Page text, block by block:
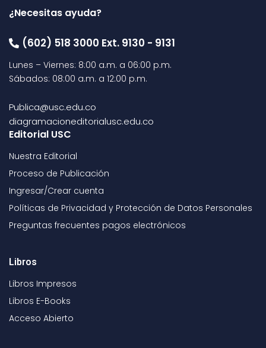
¿Necesitas ayuda?
(602) 518 3000 Ext. 9130 - 9131
Lunes – Viernes: 8:00 a.m. a 06:00 p.m.
Sábados: 08:00 a.m. a 12:00 p.m.
Publica@usc.edu.co
diagramacioneditorialusc.edu.co
Editorial USC
Nuestra Editorial
Proceso de Publicación
Ingresar/Crear cuenta
Políticas de Privacidad y Protección de Datos Personales
Preguntas frecuentes pagos electrónicos
Libros
Libros Impresos
Libros E-Books
Acceso Abierto